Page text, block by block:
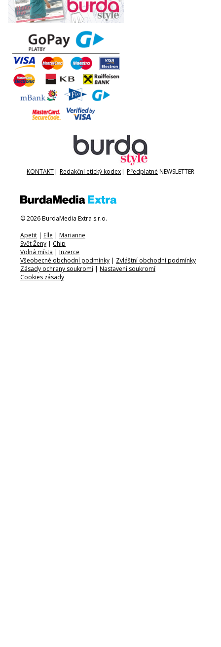
KONTAKT| Redakční etický kodex| Předplatné NEWSLETTER
© 2026 BurdaMedia Extra s.r.o.
Apetit | Elle | Marianne
Svět Ženy | Chip
Volná místa | Inzerce
Všeobecné obchodní podmínky | Zvláštní obchodní podmínky
Zásady ochrany soukromí | Nastavení soukromí
Cookies zásady